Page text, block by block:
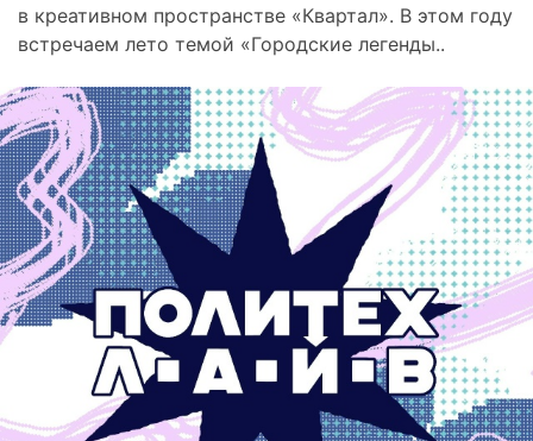
в креативном пространстве «Квартал». В этом году
встречаем лето темой «Городские легенды..